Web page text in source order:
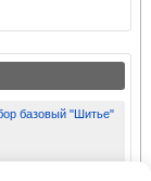
базовый "Шитье"